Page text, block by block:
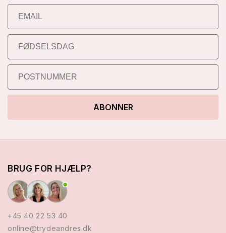
ABONNER
BRUG FOR HJÆLP?
+45 40 22 53 40
online@trydeandres.dk